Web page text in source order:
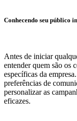
Conhecendo seu público
Antes de iniciar
entender quem são os
específicas da
preferências de
personalizar as
eficazes.